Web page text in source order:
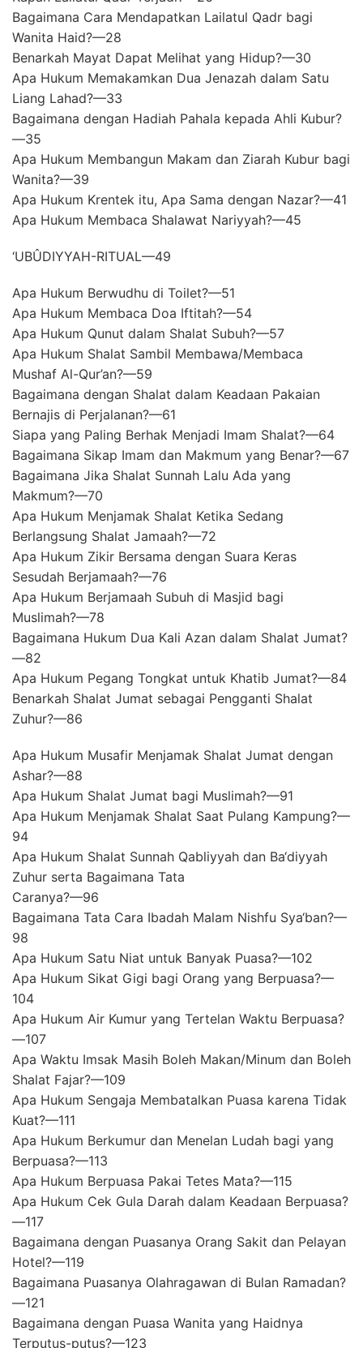
Bagaimana Cara Mendapatkan Lailatul Qadr bagi
Wanita Haid?—28
Benarkah Mayat Dapat Melihat yang Hidup?—30
Apa Hukum Memakamkan Dua Jenazah dalam Satu
Liang Lahad?—33
Bagaimana dengan Hadiah Pahala kepada Ahli Kubur?
—35
Apa Hukum Membangun Makam dan Ziarah Kubur bagi
Wanita?—39
Apa Hukum Krentek itu, Apa Sama dengan Nazar?—41
Apa Hukum Membaca Shalawat Nariyyah?—45
‘UBÛDIYYAH-RITUAL—49
Apa Hukum Berwudhu di Toilet?—51
Apa Hukum Membaca Doa Iftitah?—54
Apa Hukum Qunut dalam Shalat Subuh?—57
Apa Hukum Shalat Sambil Membawa/Membaca
Mushaf Al-Qur’an?—59
Bagaimana dengan Shalat dalam Keadaan Pakaian
Bernajis di Perjalanan?—61
Siapa yang Paling Berhak Menjadi Imam Shalat?—64
Bagaimana Sikap Imam dan Makmum yang Benar?—67
Bagaimana Jika Shalat Sunnah Lalu Ada yang
Makmum?—70
Apa Hukum Menjamak Shalat Ketika Sedang
Berlangsung Shalat Jamaah?—72
Apa Hukum Zikir Bersama dengan Suara Keras
Sesudah Berjamaah?—76
Apa Hukum Berjamaah Subuh di Masjid bagi
Muslimah?—78
Bagaimana Hukum Dua Kali Azan dalam Shalat Jumat?
—82
Apa Hukum Pegang Tongkat untuk Khatib Jumat?—84
Benarkah Shalat Jumat sebagai Pengganti Shalat
Zuhur?—86
Apa Hukum Musafir Menjamak Shalat Jumat dengan
Ashar?—88
Apa Hukum Shalat Jumat bagi Muslimah?—91
Apa Hukum Menjamak Shalat Saat Pulang Kampung?—
94
Apa Hukum Shalat Sunnah Qabliyyah dan Ba‘diyyah
Zuhur serta Bagaimana Tata
Caranya?—96
Bagaimana Tata Cara Ibadah Malam Nishfu Sya‘ban?—
98
Apa Hukum Satu Niat untuk Banyak Puasa?—102
Apa Hukum Sikat Gigi bagi Orang yang Berpuasa?—
104
Apa Hukum Air Kumur yang Tertelan Waktu Berpuasa?
—107
Apa Waktu Imsak Masih Boleh Makan/Minum dan Boleh
Shalat Fajar?—109
Apa Hukum Sengaja Membatalkan Puasa karena Tidak
Kuat?—111
Apa Hukum Berkumur dan Menelan Ludah bagi yang
Berpuasa?—113
Apa Hukum Berpuasa Pakai Tetes Mata?—115
Apa Hukum Cek Gula Darah dalam Keadaan Berpuasa?
—117
Bagaimana dengan Puasanya Orang Sakit dan Pelayan
Hotel?—119
Bagaimana Puasanya Olahragawan di Bulan Ramadan?
—121
Bagaimana dengan Puasa Wanita yang Haidnya
Terputus-putus?—123